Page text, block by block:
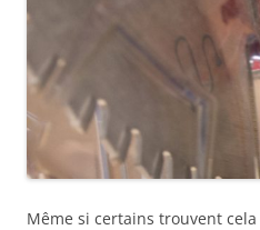
Même si certains trouvent